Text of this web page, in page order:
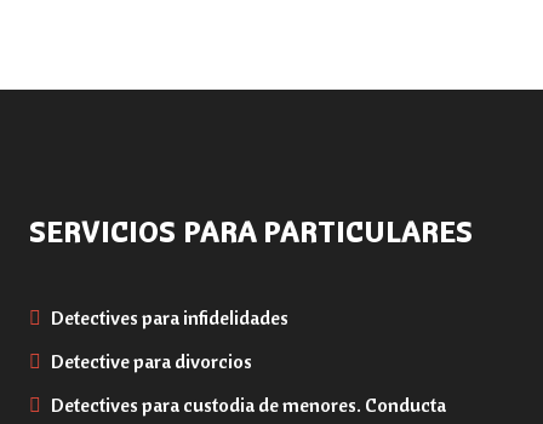
SERVICIOS PARA PARTICULARES
Detectives para infidelidades
Detective para divorcios
Detectives para custodia de menores. Conducta